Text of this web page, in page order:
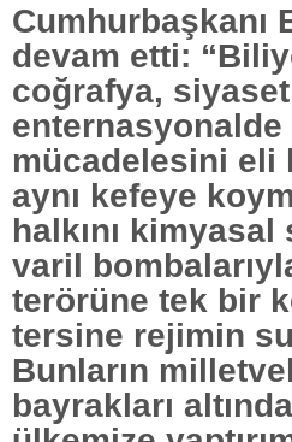
Cumhurbaşkanı
devam etti:
coğrafya,
mücadelesini eli
aynı kefeye
halkını
varil
terörüne tek bir
tersine rejimin
Bunların
bayrakları